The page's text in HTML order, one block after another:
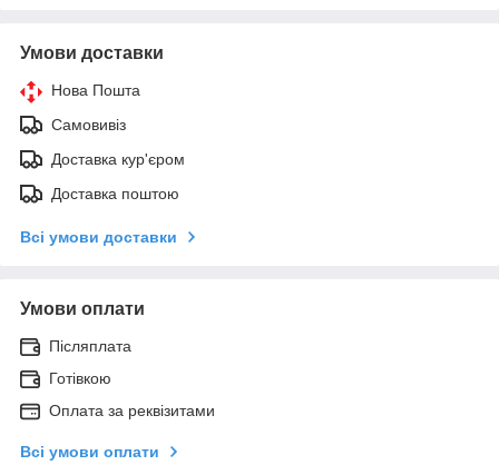
Умови доставки
Нова Пошта
Самовивіз
Доставка кур'єром
Доставка поштою
Всі умови доставки
Умови оплати
Післяплата
Готівкою
Оплата за реквізитами
Всі умови оплати